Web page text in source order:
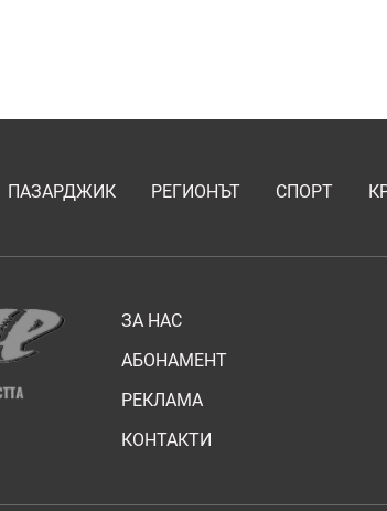
ПАЗАРДЖИК РЕГИОНЪТ СПОРТ
ЗА НАС
АБОНАМЕНТ
РЕКЛАМА
КОНТАКТИ